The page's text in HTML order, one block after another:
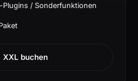
Plugins / Sonderfunktionen
XXL buchen